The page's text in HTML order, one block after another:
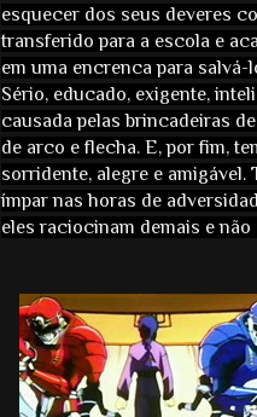
esquecer dos seus deveres
transferido para a escola e
em uma encrenca para
Sério, educado, exigente,
causada pelas brincadeiras
de arco e flecha. E, por fim,
sorridente, alegre e
ímpar nas horas de
eles raciocinam demais e